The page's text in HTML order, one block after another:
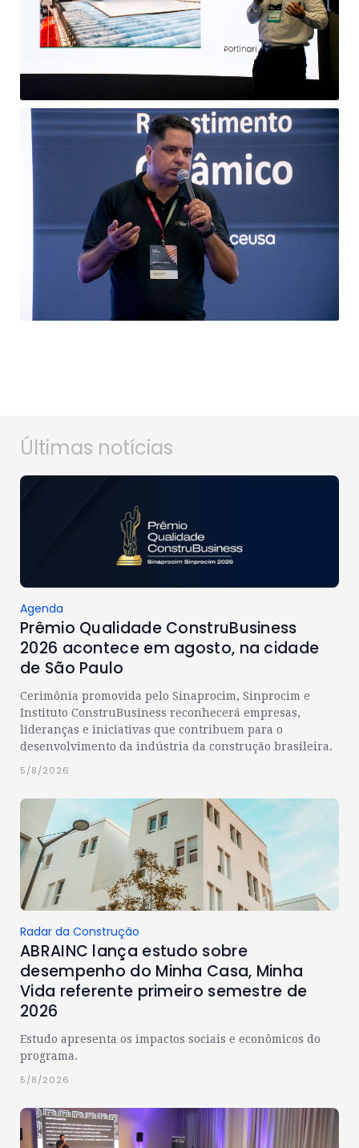
Últimas notícias
Agenda
Prêmio Qualidade ConstruBusiness
2026 acontece em agosto, na cidade
de São Paulo
Cerimônia promovida pelo Sinaprocim, Sinprocim e
Instituto ConstruBusiness reconhecerá empresas,
lideranças e iniciativas que contribuem para o
desenvolvimento da indústria da construção brasileira.
5/8/2026
Radar da Construção
ABRAINC lança estudo sobre
desempenho do Minha Casa, Minha
Vida referente primeiro semestre de
2026
Estudo apresenta os impactos sociais e econômicos do
programa.
5/8/2026